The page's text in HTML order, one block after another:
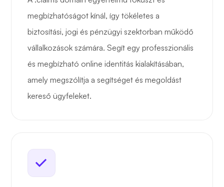
megbízhatóságot kínál, így tökéletes a
biztosítási, jogi és pénzügyi szektorban működő
vállalkozások számára. Segít egy professzionális
és megbízható online identitás kialakításában,
amely megszólítja a segítséget és megoldást
kereső ügyfeleket.